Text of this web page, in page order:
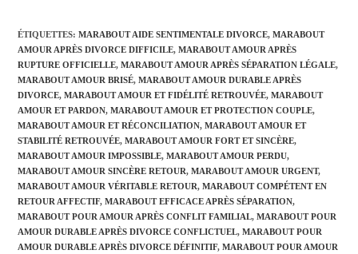
ÉTIQUETTES:MARABOUT AIDE SENTIMENTALE DIVORCE, MARABOUT
AMOUR APRÈS DIVORCE DIFFICILE, MARABOUT AMOUR APRÈS
RUPTURE OFFICIELLE, MARABOUT AMOUR APRÈS SÉPARATION LÉGALE,
MARABOUT AMOUR BRISÉ, MARABOUT AMOUR DURABLE APRÈS
DIVORCE, MARABOUT AMOUR ET FIDÉLITÉ RETROUVÉE, MARABOUT
AMOUR ET PARDON, MARABOUT AMOUR ET PROTECTION COUPLE,
MARABOUT AMOUR ET RÉCONCILIATION, MARABOUT AMOUR ET
STABILITÉ RETROUVÉE, MARABOUT AMOUR FORT ET SINCÈRE,
MARABOUT AMOUR IMPOSSIBLE, MARABOUT AMOUR PERDU,
MARABOUT AMOUR SINCÈRE RETOUR, MARABOUT AMOUR URGENT,
MARABOUT AMOUR VÉRITABLE RETOUR, MARABOUT COMPÉTENT EN
RETOUR AFFECTIF, MARABOUT EFFICACE APRÈS SÉPARATION,
MARABOUT POUR AMOUR APRÈS CONFLIT FAMILIAL, MARABOUT POUR
AMOUR DURABLE APRÈS DIVORCE CONFLICTUEL, MARABOUT POUR
AMOUR DURABLE APRÈS DIVORCE DÉFINITIF, MARABOUT POUR AMOUR